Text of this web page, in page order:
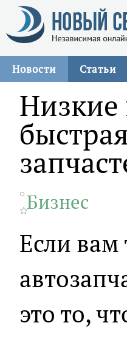
Новости Статьи
Бизнес
Если вам
это то,